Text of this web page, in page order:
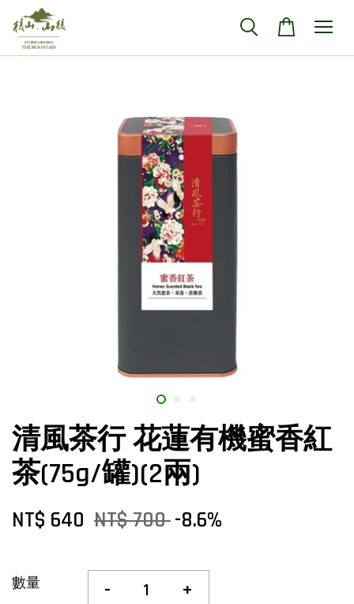
清風茶行 花蓮有機蜜香紅
茶(75g/罐)(2兩)
NT$ 640 NT$ 700-8.6%
數量 - +